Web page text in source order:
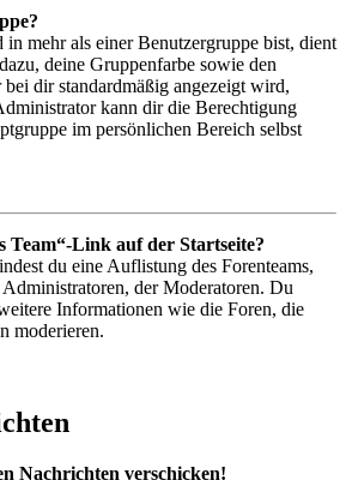
mehr als einer Benutzergruppe bist, dient
deine Gruppenfarbe sowie den
dir standardmäßig angezeigt wird,
kann dir die Berechtigung
im persönlichen Bereich selbst
Team“-Link auf der Startseite?
du eine Auflistung des Forenteams,
der Moderatoren. Du
Informationen wie die Foren, die
moderieren.
Nachrichten verschicken!